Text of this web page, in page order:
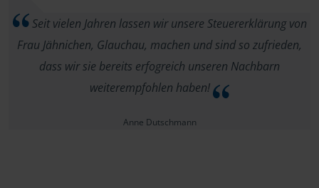
Seit vielen Jahren lassen wir unsere Steuererklärung von
Frau Jähnichen, Glauchau, machen und sind so zufrieden,
dass wir sie bereits erfogreich unseren Nachbarn
weiterempfohlen haben!
Anne Dutschmann